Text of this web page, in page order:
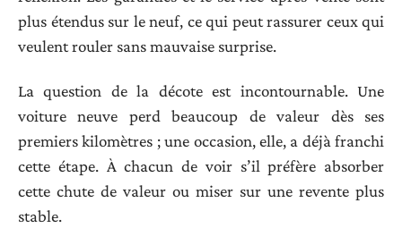
plus étendus sur le neuf, ce qui peut rassurer ceux qui
veulent rouler sans mauvaise surprise.
La question de la décote est incontournable. Une
voiture neuve perd beaucoup de valeur dès ses
premiers kilomètres ; une occasion, elle, a déjà franchi
cette étape. À chacun de voir s’il préfère absorber
cette chute de valeur ou miser sur une revente plus
stable.